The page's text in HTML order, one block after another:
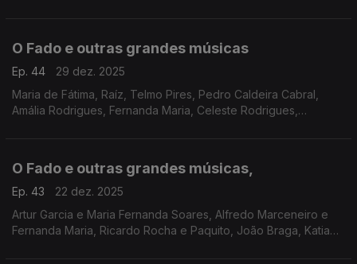
O Fado e outras grandes músicas
Ep. 44
29 dez. 2025
Maria de Fátima, Raíz, Telmo Pires, Pedro Caldeira Cabral,
Amália Rodrigues, Fernanda Maria, Celeste Rodrigues,
O Fado e outras grandes músicas,
Ep. 43
22 dez. 2025
Artur Garcia e Maria Fernanda Soares, Alfredo Marceneiro e
Fernanda Maria, Ricardo Rocha e Paquito, João Braga, Katia